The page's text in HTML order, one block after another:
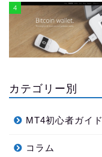
4
カテゴリー別
MT4初心者ガイド
コラム